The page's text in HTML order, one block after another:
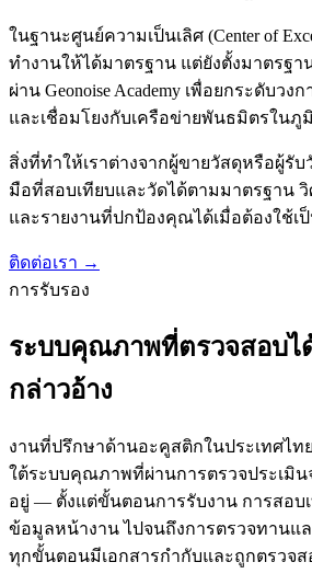
ในฐานะศูนย์ความเป็นเลิศ (Center of
ทำงานให้ได้มาตรฐาน แต่ยังตั้งมาตรฐ
ผ่าน Geonoise Academy เพื่อยกระดับว
และเชื่อมโยงกับเครือข่ายพันธมิตรในภู
สิ่งที่ทำให้เราต่างจากผู้ขายวัสดุหรือผู้รับ
มือที่สอบเทียบและวัดได้ตามมาตรฐาน
และรายงานที่ปกป้องคุณได้เมื่อต้องใช้เ
ติดต่อเรา →
การรับรอง
ระบบคุณภาพที่ตรวจสอบไ
กล่าวอ้าง
งานที่ปรึกษาด้านอะคูสติกในประเทศไ
ใต้ระบบคุณภาพที่ผ่านการตรวจประเมิน
อยู่ — ตั้งแต่ขั้นตอนการรับงาน การสอบเ
ข้อมูลหน้างาน ไปจนถึงการตรวจทานแ
ทุกขั้นตอนมีเอกสารกำกับและถูกตรวจส